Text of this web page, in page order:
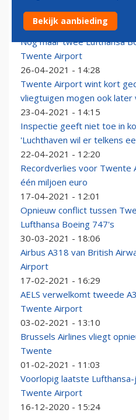
Twente Airport neemt
20-05-2021 - 17:33
Nog maar twee Lufthansa
Twente Airport
26-04-2021 - 14:28
Twente Airport wint kort
vliegtuigen mogen ook later
23-04-2021 - 14:15
Inspectie geeft niet toe in
'Luchthaven wil er telkens
22-04-2021 - 12:20
Recordverlies voor Twente
één miljoen euro
17-04-2021 - 12:01
Opnieuw conflict tussen
Lufthansa Boeing 747's
30-03-2021 - 18:06
Airbus A318 van British
Airport
17-02-2021 - 16:29
AELS verwelkomt tweede
Twente Airport
03-02-2021 - 13:10
Brussels Airlines vliegt
Twente
01-02-2021 - 11:03
Voorlopig laatste
Twente Airport
16-12-2020 - 15:24
Bekijk aanbieding